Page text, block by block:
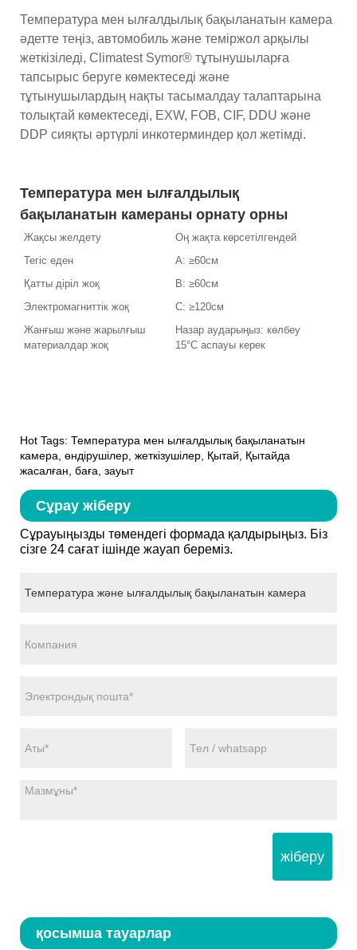
Температура мен ылғалдылық бақыланатын камера
әдетте теңіз, автомобиль және теміржол арқылы
жеткізіледі, Climatest Symor® тұтынушыларға
тапсырыс беруге көмектеседі және
тұтынушылардың нақты тасымалдау талаптарына
толықтай көмектеседі, EXW, FOB, CIF, DDU және
DDP сияқты әртүрлі инкотерминдер қол жетімді.
Температура мен ылғалдылық
бақыланатын камераны орнату орны
Жақсы желдету
Оң жақта көрсетілгендей
Тегіс еден
A: ≥60см
Қатты діріл жоқ
B: ≥60см
Электромагниттік жоқ
C: ≥120см
Жанғыш және жарылғыш
материалдар жоқ
Назар аударыңыз: көлбеу
15°C аспауы керек
Hot Tags: Температура мен ылғалдылық бақыланатын
камера, өндірушілер, жеткізушілер, Қытай, Қытайда
жасалған, баға, зауыт
Сұрау жіберу
Сұрауыңызды төмендегі формада қалдырыңыз. Біз
сізге 24 сағат ішінде жауап береміз.
жіберу
қосымша тауарлар